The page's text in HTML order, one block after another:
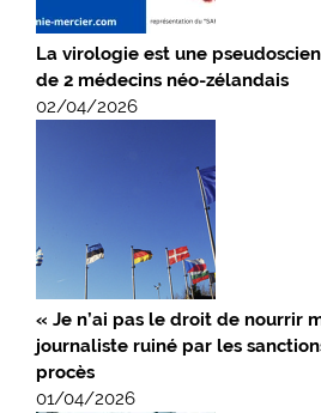
La virologie est une
de 2 médecins néo-zélandais
02/04/2026
« Je n’ai pas le droit de nourrir
journaliste ruiné par les
procès
01/04/2026